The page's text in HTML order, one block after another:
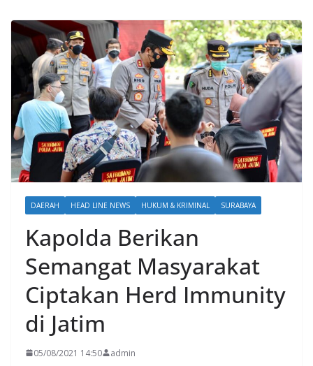
DAERAH HEAD LINE NEWS HUKUM & KRIMINAL SURABAYA
Kapolda Berikan
Semangat Masyarakat
Ciptakan Herd Immunity
di Jatim
05/08/2021 14:50 admin